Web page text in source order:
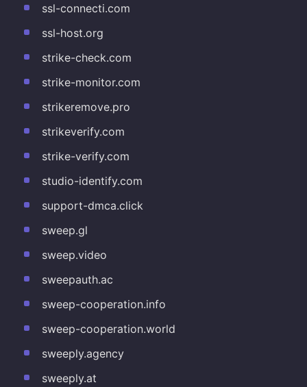
ssl-connecti.com
ssl-host.org
strike-check.com
strike-monitor.com
strikeremove.pro
strikeverify.com
strike-verify.com
studio-identify.com
support-dmca.click
sweep.gl
sweep.video
sweepauth.ac
sweep-cooperation.info
sweep-cooperation.world
sweeply.agency
sweeply.at